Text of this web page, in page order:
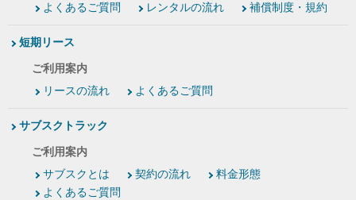
よくあるご質問
レンタルの流れ 補償制度・規約
短期リース
ご利用案内
リースの流れ
よくあるご質問
サブスクトラック
ご利用案内
サブスクとは
契約の流れ
料金形態
よくあるご質問